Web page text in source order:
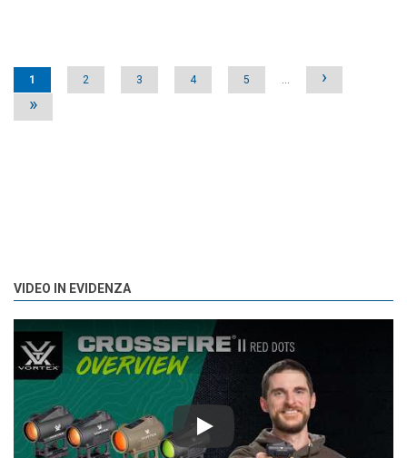
Pages
1 2 3 4 5 …
›
»
VIDEO IN EVIDENZA
Play